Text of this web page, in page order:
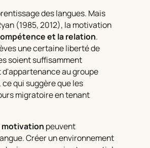
des langues. Mais
(1985, 2012), la motivation
et la relation.
une certaine liberté de
soient suffisamment
au groupe
qui suggère que les
migratoire en tenant
motivation peuvent
Créer un environnement